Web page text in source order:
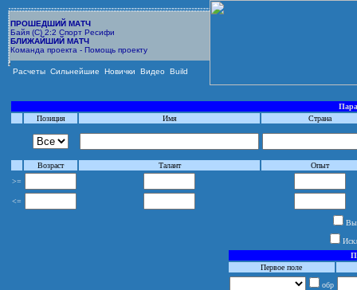
ПРОШЕДШИЙ МАТЧ
Байя (С) 2:2 Спорт Ресифи
БЛИЖАЙШИЙ МАТЧ
Команда проекта - Помощь проекту
Расчеты Сильнейшие Новички Видео Build
Позиция
Имя Страна
Возраст Талант
Опыт
>=
<=
Первое поле
обр